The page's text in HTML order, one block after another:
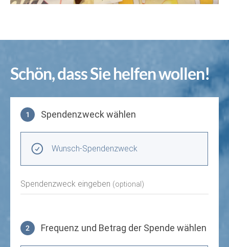
Schön, dass Sie helfen wollen!
1 Spendenzweck wählen
Wunsch-Spendenzweck
Spendenzweck eingeben (optional)
2 Frequenz und Betrag der Spende wählen